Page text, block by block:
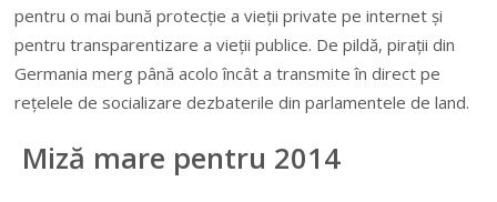
pentru o mai bună protecţie a vieţii private pe internet şi
pentru transparentizare a vieţii publice. De pildă, piraţii din
Germania merg până acolo încât a transmite în direct pe
reţelele de socializare dezbaterile din parlamentele de land.
Miză mare pentru 2014